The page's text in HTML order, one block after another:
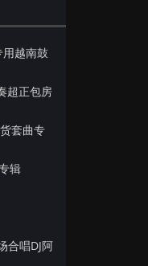
用越南鼓
超正包房
套曲专
辑
合唱DJ阿